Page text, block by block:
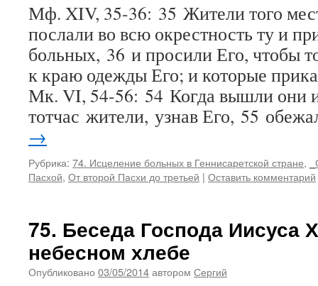
Мф. XIV, 35-36: 35 Жители того
послали во всю окрестность ту и
больных, 36 и просили Его, чтобы
к краю одежды Его; и которые
Мк. VI, 54-56: 54 Когда вышли они
тотчас жители, узнав Его, 55
→
Рубрика: 74. Исцеление больных в Геннисаретской стране,
Пасхой, От второй Пасхи до третьей | Оставить комментарий
75. Беседа Господа Иисуса
небесном хлебе
Опубликовано 03/05/2014автором Сергий